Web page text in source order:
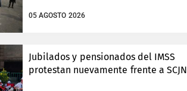
05 AGOSTO 2026
Jubilados y pensionados del IMSS
protestan nuevamente frente a SCJN